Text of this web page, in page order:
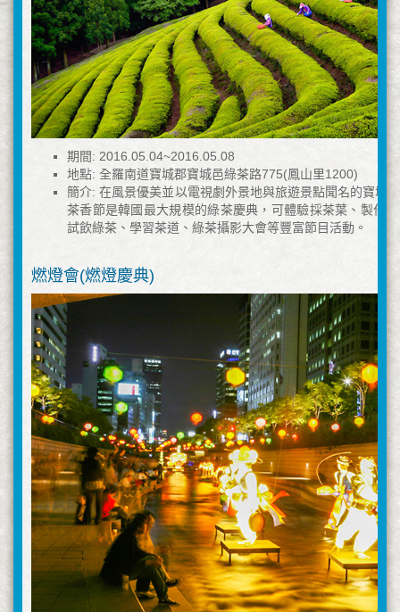
期間: 2016.05.04~2016.05.08
地點: 全羅南道寶城郡寶城邑綠茶路775(鳳山里1200)
簡介: 在風景優美並以電視劇外景地與旅遊景點聞名的寶城
茶香節是韓國最大規模的綠茶慶典，可體驗採茶葉、製作
試飲綠茶、學習茶道、綠茶攝影大會等豐富節目活動。
燃燈會(燃燈慶典)